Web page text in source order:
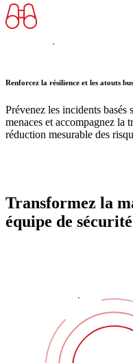
Renforcez la résilience et les atouts
Prévenez les incidents
menaces et accompagnez la
réduction mesurable des
Transformez la
équipe de